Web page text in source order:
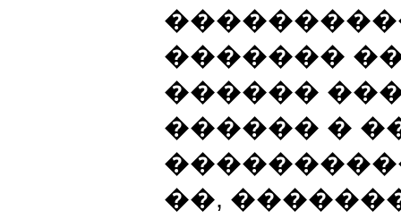
�������
������
������ �
��,